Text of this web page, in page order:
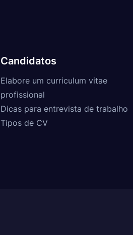
Candidatos
Elabore um curriculum vitae
profissional
Dicas para entrevista de trabalho
Tipos de CV